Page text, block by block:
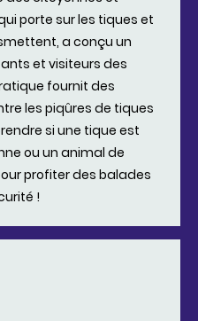
porte sur les tiques et
a conçu un
et visiteurs des
fournit des
les piqûres de tiques
si une tique est
ou un animal de
profiter des balades
!